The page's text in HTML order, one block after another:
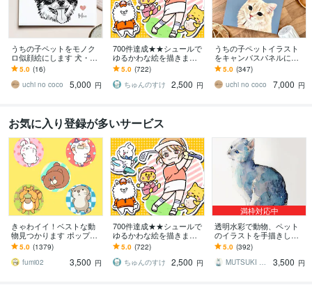
うちの子ペットをモノク
ロ似顔絵にします 犬・猫
のお写真をシンプルでお
しゃれなモノクロイラス
トに
5.0 (16)
uchi no coco
5,000 円
700件達成★★シュールで
ゆるかわな絵を描きます
小物無料・修正無制限！
いろんな表情はお任せく
ださい！
5.0 (722)
ちゅんのすけ
2,500 円
うちの子ペットイラスト
をキャンバスパネルにし
ます 犬・猫の似顔絵を飾
れるオーダーメイドアー
トに
5.0 (347)
uchi no coco
7,000 円
お気に入り登録が多いサービス
きゃわイイ！ベストな動
物見つかります ポップな
アニマ～ルたちはおまか
せください！
5.0 (1379)
fumi02
3,500 円
700件達成★★シュールで
ゆるかわな絵を描きます
小物無料・修正無制限！
いろんな表情はお任せく
ださい！
5.0 (722)
ちゅんのすけ
2,500 円
満枠対応中
透明水彩で動物、ペット
のイラストを手描きしま
す 手描きの水彩画のイラ
スト原画を、ご自宅やプ
レゼント用に
5.0 (392)
MUTSUKI watercolor
3,500 円